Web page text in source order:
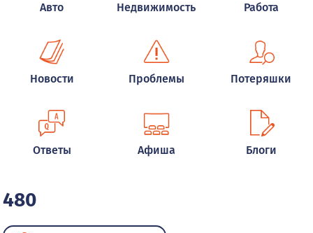
Авто Недвижимость Работа
Новости Проблемы Потеряшки
Ответы Афиша Блоги
480